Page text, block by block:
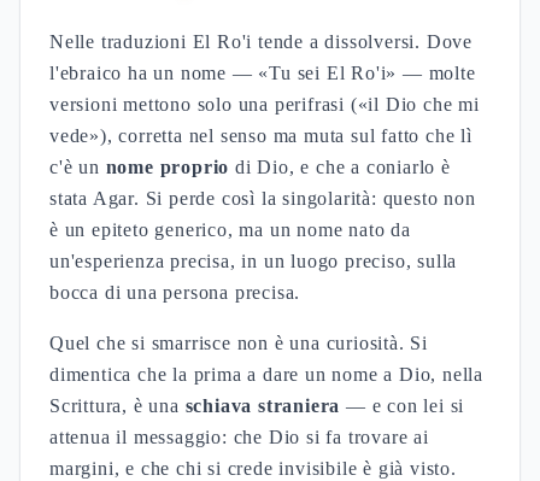
Nelle traduzioni El Ro'i tende a dissolversi. Dove
l'ebraico ha un nome — «Tu sei El Ro'i» — molte
versioni mettono solo una perifrasi («il Dio che mi
vede»), corretta nel senso ma muta sul fatto che lì
c'è un nome proprio di Dio, e che a coniarlo è
stata Agar. Si perde così la singolarità: questo non
è un epiteto generico, ma un nome nato da
un'esperienza precisa, in un luogo preciso, sulla
bocca di una persona precisa.
Quel che si smarrisce non è una curiosità. Si
dimentica che la prima a dare un nome a Dio, nella
Scrittura, è una schiava straniera — e con lei si
attenua il messaggio: che Dio si fa trovare ai
margini, e che chi si crede invisibile è già visto.